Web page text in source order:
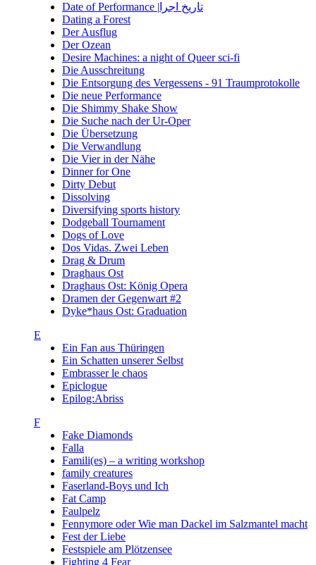
Date of Performance |تاریخ اجرا
Dating a Forest
Der Ausflug
Der Ozean
Desire Machines: a night of Queer sci-fi
Die Ausschreitung
Die Entsorgung des Vergessens - 91 Traumprotokolle
Die neue Performance
Die Shimmy Shake Show
Die Suche nach der Ur-Oper
Die Übersetzung
Die Verwandlung
Die Vier in der Nähe
Dinner for One
Dirty Debut
Dissolving
Diversifying sports history
Dodgeball Tournament
Dogs of Love
Dos Vidas. Zwei Leben
Drag & Drum
Draghaus Ost
Draghaus Ost: König Opera
Dramen der Gegenwart #2
Dyke*haus Ost: Graduation
E
Ein Fan aus Thüringen
Ein Schatten unserer Selbst
Embrasser le chaos
Epiclogue
Epilog:Abriss
F
Fake Diamonds
Falla
Famili(es) – a writing workshop
family creatures
Faserland-Boys und Ich
Fat Camp
Faulpelz
Fennymore oder Wie man Dackel im Salzmantel macht
Fest der Liebe
Festspiele am Plötzensee
Fighting 4 Fear